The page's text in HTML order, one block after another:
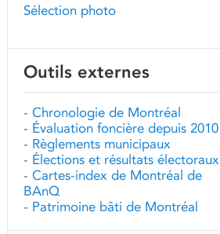
Sélection photo
Outils externes
- Chronologie de Montréal
- Évaluation foncière depuis 2010
- Règlements municipaux
- Élections et résultats électoraux
- Cartes-index de Montréal de
BAnQ
- Patrimoine bâti de Montréal